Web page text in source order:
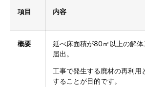
項目 内容
概要
延べ床面積が80㎡以上の解
届出。
工事で発生する廃材の再利用
することが目的です。